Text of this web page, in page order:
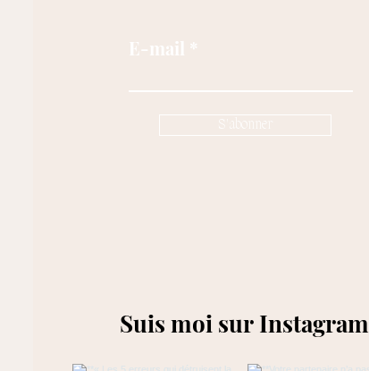
E-mail
S'abonner
Suis moi sur Instagram